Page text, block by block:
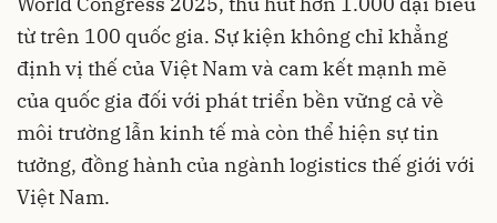
từ trên 100 quốc gia. Sự kiện không chỉ khẳng
định vị thế của Việt Nam và cam kết mạnh mẽ
của quốc gia đối với phát triển bền vững cả về
môi trường lẫn kinh tế mà còn thể hiện sự tin
tưởng, đồng hành của ngành logistics thế giới với
Việt Nam.